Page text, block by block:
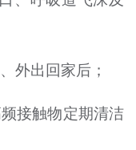
外出回家后；
接触物定期清洁